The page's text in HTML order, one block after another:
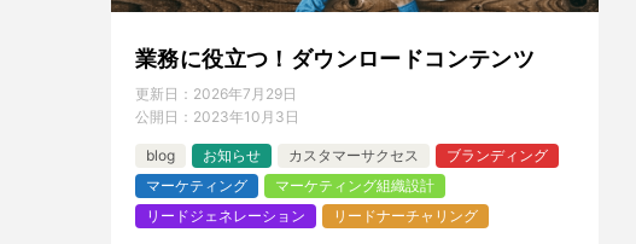
業務に役立つ！ダウンロードコンテンツ
更新日： 2026年7月29日
公開日： 2023年10月3日
blog お知らせ カスタマーサクセス
ブランディング
マーケティング
マーケティング組織設計
リードジェネレーション
リードナーチャリング